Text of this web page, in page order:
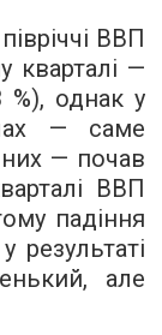
ВВП
кварталі —
однак у
— саме
— почав
ВВП
падіння
але